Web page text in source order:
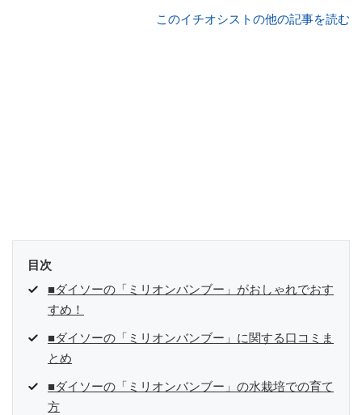
このイチオシストの他の記事を読む
目次
■ダイソーの「ミリオンバンブー」がおしゃれでおす
すめ！
■ダイソーの「ミリオンバンブー」に関する口コミま
とめ
■ダイソーの「ミリオンバンブー」の水栽培での育て
方